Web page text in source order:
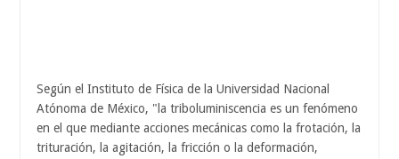
Según el Instituto de Física de la Universidad Nacional
Atónoma de México, "la triboluminiscencia es un fenómeno
en el que mediante acciones mecánicas como la frotación, la
trituración, la agitación, la fricción o la deformación,